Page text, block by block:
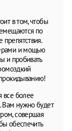
в том, чтобы
по
и мощью
и пробивать
все более
Вам нужно будет
совершая
обеспечить